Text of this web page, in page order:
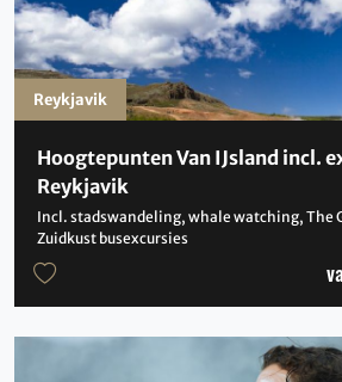
Hoogtepunten Van IJsland incl.
Reykjavik
Incl. stadswandeling, whale watching, The
Zuidkust busexcursies
Reykjavik